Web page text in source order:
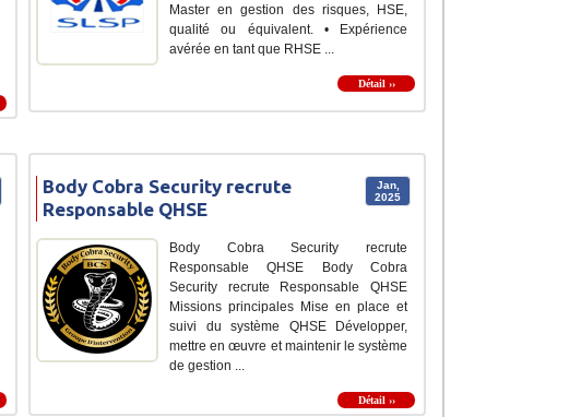
Master en gestion des risques, HSE,
qualité ou équivalent. • Expérience
avérée en tant que RHSE ...
Détail ››
Jan,
2025
Body Cobra Security recrute
Responsable QHSE
Body Cobra Security recrute
Responsable QHSE Body Cobra
Security recrute Responsable QHSE
Missions principales Mise en place et
suivi du système QHSE Développer,
mettre en œuvre et maintenir le système
de gestion ...
Détail ››